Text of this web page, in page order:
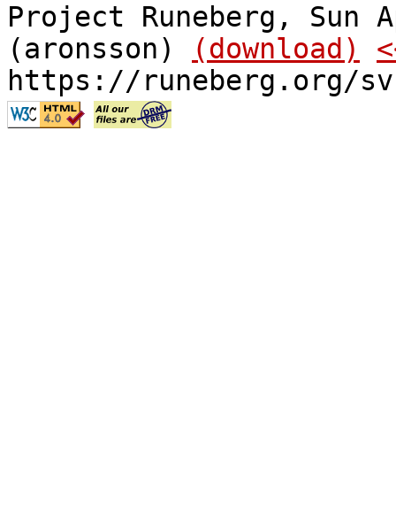
Project Runeberg, Sun
(aronsson)
(download)
https://runeberg.org/